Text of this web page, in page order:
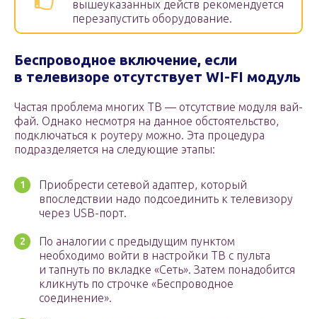
вышеуказанных действ рекомендуется
перезапустить оборудование.
Беспроводное включение, если
в телевизоре отсутствует WI-FI модуль
Частая проблема многих ТВ — отсутствие модуля вай-
фай. Однако несмотря на данное обстоятельство,
подключаться к роутеру можно. Эта процедура
подразделяется на следующие этапы:
Приобрести сетевой адаптер, который
впоследствии надо подсоединить к телевизору
через USB-порт.
По аналогии с предыдущим пунктом
необходимо войти в настройки ТВ с пульта
и тапнуть по вкладке «Сеть». Затем понадобится
кликнуть по строчке «Беспроводное
соединение».